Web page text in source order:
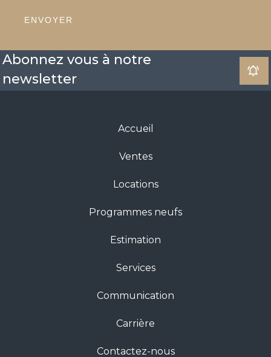
ENVOYER
Abonnez vous à notre
newsletter
Accueil
Ventes
Locations
Programmes neufs
Estimation
Services
Communication
Carrière
Contactez-nous